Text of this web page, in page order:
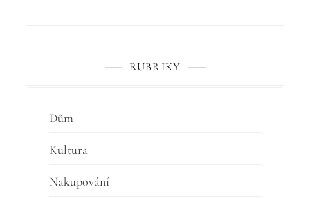
RUBRIKY
Dům
Kultura
Nakupování